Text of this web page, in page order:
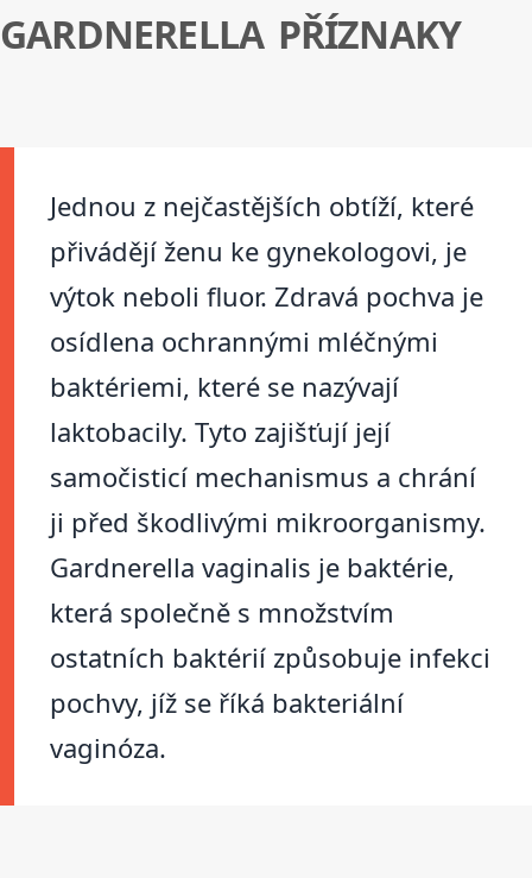
GARDNERELLA PŘÍZNAKY
Jednou z nejčastějších obtíží, které
přivádějí ženu ke gynekologovi, je
výtok neboli fluor. Zdravá pochva je
osídlena ochrannými mléčnými
baktériemi, které se nazývají
laktobacily. Tyto zajišťují její
samočisticí mechanismus a chrání
ji před škodlivými mikroorganismy.
Gardnerella vaginalis je baktérie,
která společně s množstvím
ostatních baktérií způsobuje infekci
pochvy, jíž se říká bakteriální
vaginóza.